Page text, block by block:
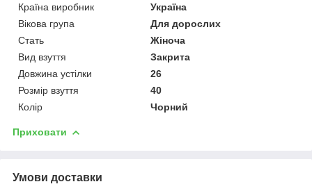
Країна виробник
Україна
Вікова група
Для дорослих
Стать
Жіноча
Вид взуття
Закрита
Довжина устілки
26
Розмір взуття
40
Колір
Чорний
Приховати
Умови доставки